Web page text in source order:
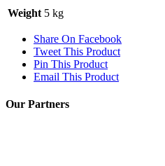
Weight 5 kg
Share On Facebook
Tweet This Product
Pin This Product
Email This Product
Our Partners